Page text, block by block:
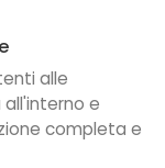
alle
e
completa e